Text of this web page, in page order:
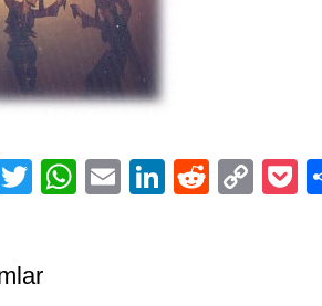
Facebook
TwitterWhatsApp
EmailLinkedIn
Reddit